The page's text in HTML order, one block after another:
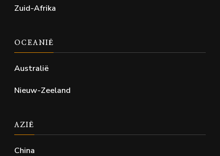
Zuid-Afrika
OCEANIË
Australië
Nieuw-Zeeland
AZIË
China